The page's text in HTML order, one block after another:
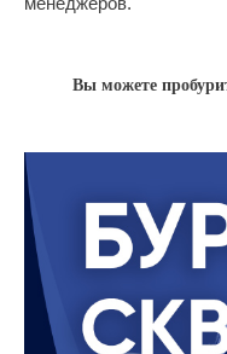
Вы можете